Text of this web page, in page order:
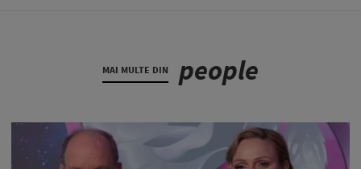
MAI MULTE DIN people